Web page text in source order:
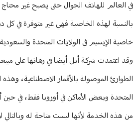
في العالم للهاتف الجوال حتى يصبح غير
بالنسبة لهذه الخاصية فهي غير متوفرة في
خاصية الإيسيم في الولايات المتحدة
الطوارئ الموصولة بالأقمار الاصطناعية،
المتحدة وبعض الأماكن في أوروبا فقط، في حين
من هذه الخدمة لأنها ليست متاحة له وبالتالي